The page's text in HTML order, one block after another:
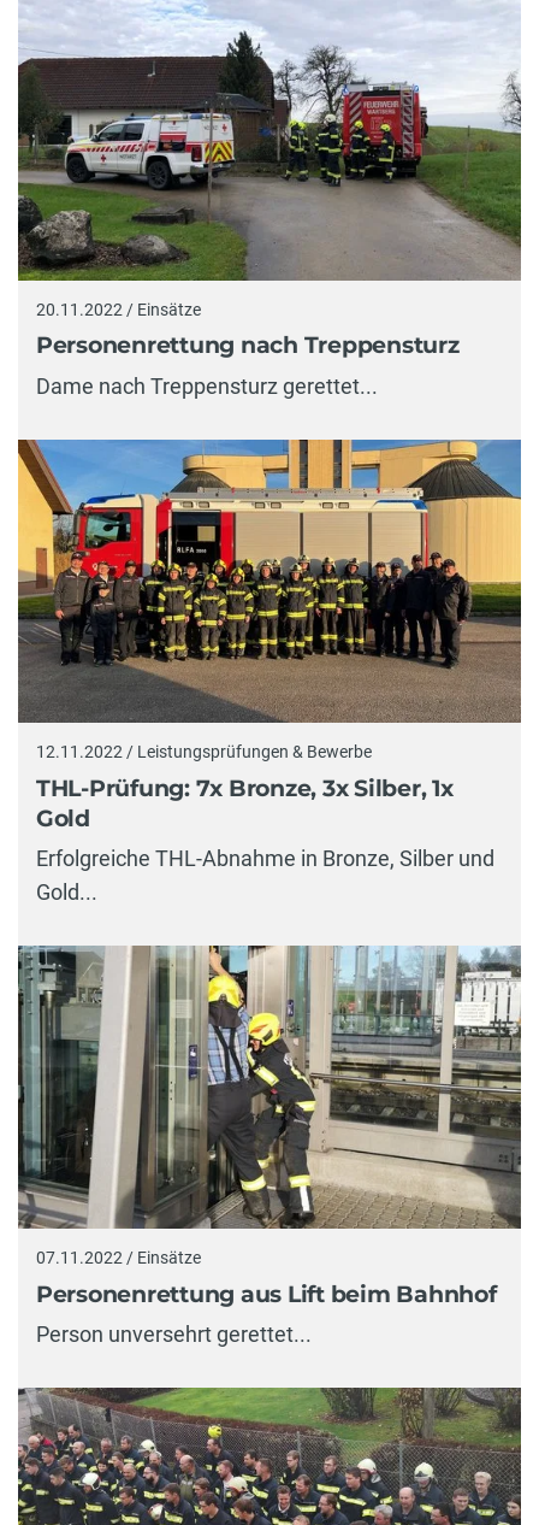
20.11.2022 / Einsätze
Personenrettung nach Treppensturz
Dame nach Treppensturz gerettet...
12.11.2022 / Leistungsprüfungen & Bewerbe
THL-Prüfung: 7x Bronze, 3x Silber, 1x
Gold
Erfolgreiche THL-Abnahme in Bronze, Silber und
Gold...
07.11.2022 / Einsätze
Personenrettung aus Lift beim Bahnhof
Person unversehrt gerettet...